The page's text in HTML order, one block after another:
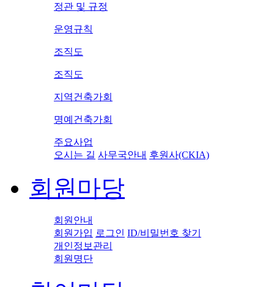
정관 및 규정
운영규칙
조직도
조직도
지역건축가회
명예건축가회
주요사업
오시는 길 사무국안내 후원사(CKIA)
회원마당
회원안내
회원가입 로그인 ID/비밀번호 찾기
개인정보관리
회원명단